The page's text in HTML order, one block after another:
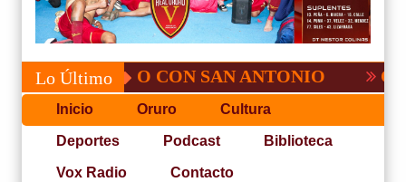
Lo Último
NO PUDO CON SAN ANTONIO COPA
Inicio Oruro Cultura
Deportes Podcast Biblioteca
Vox Radio Contacto